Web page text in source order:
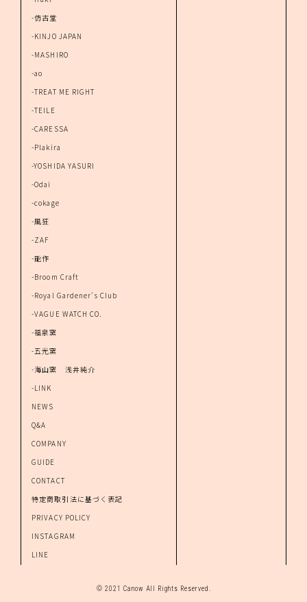
-仿古堂
-KINJO JAPAN
-MASHIRO
-ao
-TREAT ME RIGHT
-TEILE
-CARESSA
-Plakira
-YOSHIDA YASURI
-Odai
-cokage
-風狂
-ZAF
-能作
-Broom Craft
-Royal Gardener's Club
-VAGUE WATCH CO.
-福泉窯
-五光窯
-海山窯 浅井純介
-LINK
NEWS
Q&A
COMPANY
GUIDE
CONTACT
特定商取引法に基づく表記
PRIVACY POLICY
INSTAGRAM
LINE
© 2021 Canow All Rights Reserved.